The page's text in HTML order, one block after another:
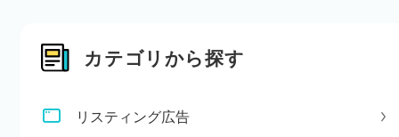
カテゴリから探す
リスティング広告